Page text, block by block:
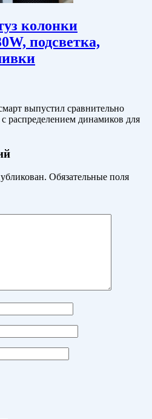
колонки
подсветка,
выпустил сравнительно
распределением динамиков для
Обязательные поля